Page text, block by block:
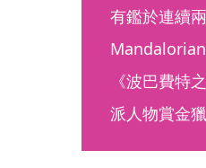
有鑑於連續
《波巴費特
派人物賞金